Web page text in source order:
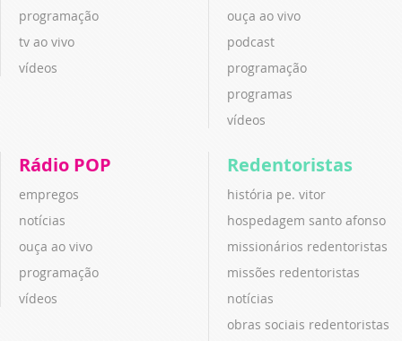
programação
tv ao vivo
vídeos
ouça ao vivo
podcast
programação
programas
vídeos
Rádio POP
empregos
notícias
ouça ao vivo
programação
vídeos
Redentoristas
história pe. vitor
hospedagem santo afonso
missionários redentoristas
missões redentoristas
notícias
obras sociais redentoristas